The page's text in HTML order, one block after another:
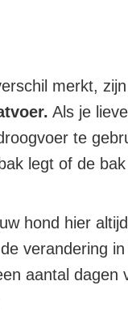
merkt,
Als je
te
legt of de
hond hier
verandering
aantal dagen